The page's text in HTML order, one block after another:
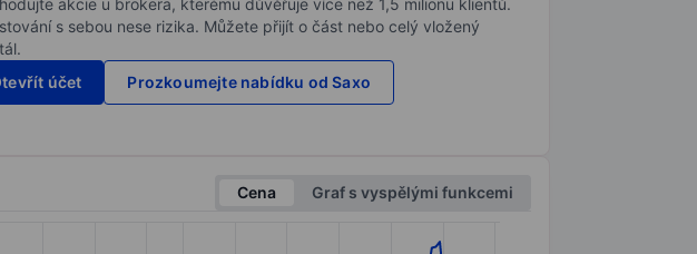
akcie u brokera, kterému důvěřuje více než 1,5 milionu klientů.
s sebou nese rizika. Můžete přijít o část nebo celý vložený
účet
Prozkoumejte nabídku od Saxo
Cena
Graf s vyspělými funkcemi